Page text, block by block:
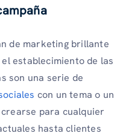
de marketing brillante
establecimiento de las
son una serie de
con un tema o un
para cualquier
hasta clientes